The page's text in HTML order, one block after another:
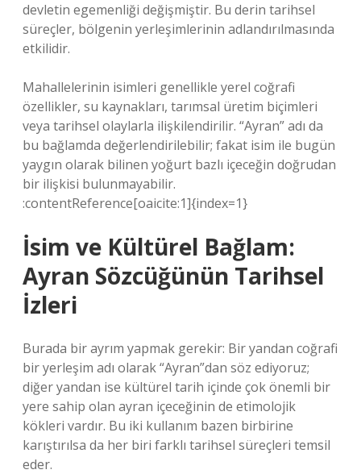
devletin egemenliği değişmiştir. Bu derin tarihsel
süreçler, bölgenin yerleşimlerinin adlandırılmasında
etkilidir.
Mahallelerinin isimleri genellikle yerel coğrafi
özellikler, su kaynakları, tarımsal üretim biçimleri
veya tarihsel olaylarla ilişkilendirilir. “Ayran” adı da
bu bağlamda değerlendirilebilir; fakat isim ile bugün
yaygın olarak bilinen yoğurt bazlı içeceğin doğrudan
bir ilişkisi bulunmayabilir.
:contentReference[oaicite:1]{index=1}
İsim ve Kültürel Bağlam:
Ayran Sözcüğünün Tarihsel
İzleri
Burada bir ayrım yapmak gerekir: Bir yandan coğrafi
bir yerleşim adı olarak “Ayran”dan söz ediyoruz;
diğer yandan ise kültürel tarih içinde çok önemli bir
yere sahip olan ayran içeceğinin de etimolojik
kökleri vardır. Bu iki kullanım bazen birbirine
karıştırılsa da her biri farklı tarihsel süreçleri temsil
eder.